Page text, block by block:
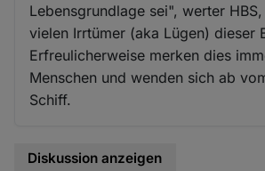
Lebensgrundlage sei", werter
vielen Irrtümer (aka Lügen) dieser
Erfreulicherweise merken dies
Menschen und wenden sich ab
Schiff.
Diskussion anzeigen